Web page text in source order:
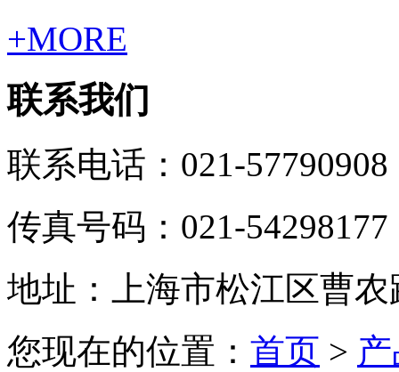
+MORE
联系我们
联系电话：021-57790908
传真号码：021-54298177
地址：上海市松江区曹农
您现在的位置： 首页 >